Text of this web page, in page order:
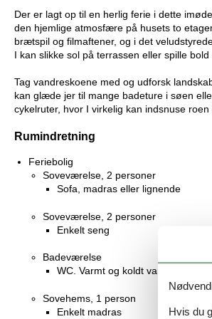
Der er lagt op til en herlig ferie i dette
den hjemlige atmosfære på husets to
brætspil og filmaftener, og i det
I kan slikke sol på terrassen eller spille
Tag vandreskoene med og udforsk
kan glæde jer til mange badeture i søen
cykelruter, hvor I virkelig kan indsnuse
Rumindretning
Feriebolig
Soveværelse, 2 personer
Sofa, madras eller lignende
Soveværelse, 2 personer
Enkelt seng
Badeværelse
WC. Varmt og koldt vand, Bruser
Sovehems, 1 person
Enkelt madras
Hvis du